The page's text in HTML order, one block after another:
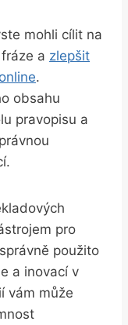
mohli cílit na
a zlepšit
.
obsahu
pravopisu a
pro
použito
a inovací v
vám může